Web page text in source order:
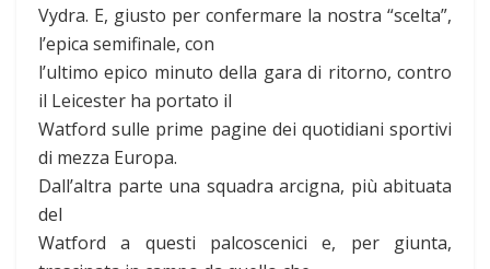
Vydra. E, giusto per confermare la nostra “scelta”,
l’epica semifinale, con
l’ultimo epico minuto della gara di ritorno, contro
il Leicester ha portato il
Watford sulle prime pagine dei quotidiani sportivi
di mezza Europa.
Dall’altra parte una squadra arcigna, più abituata
del
Watford a questi palcoscenici e, per giunta,